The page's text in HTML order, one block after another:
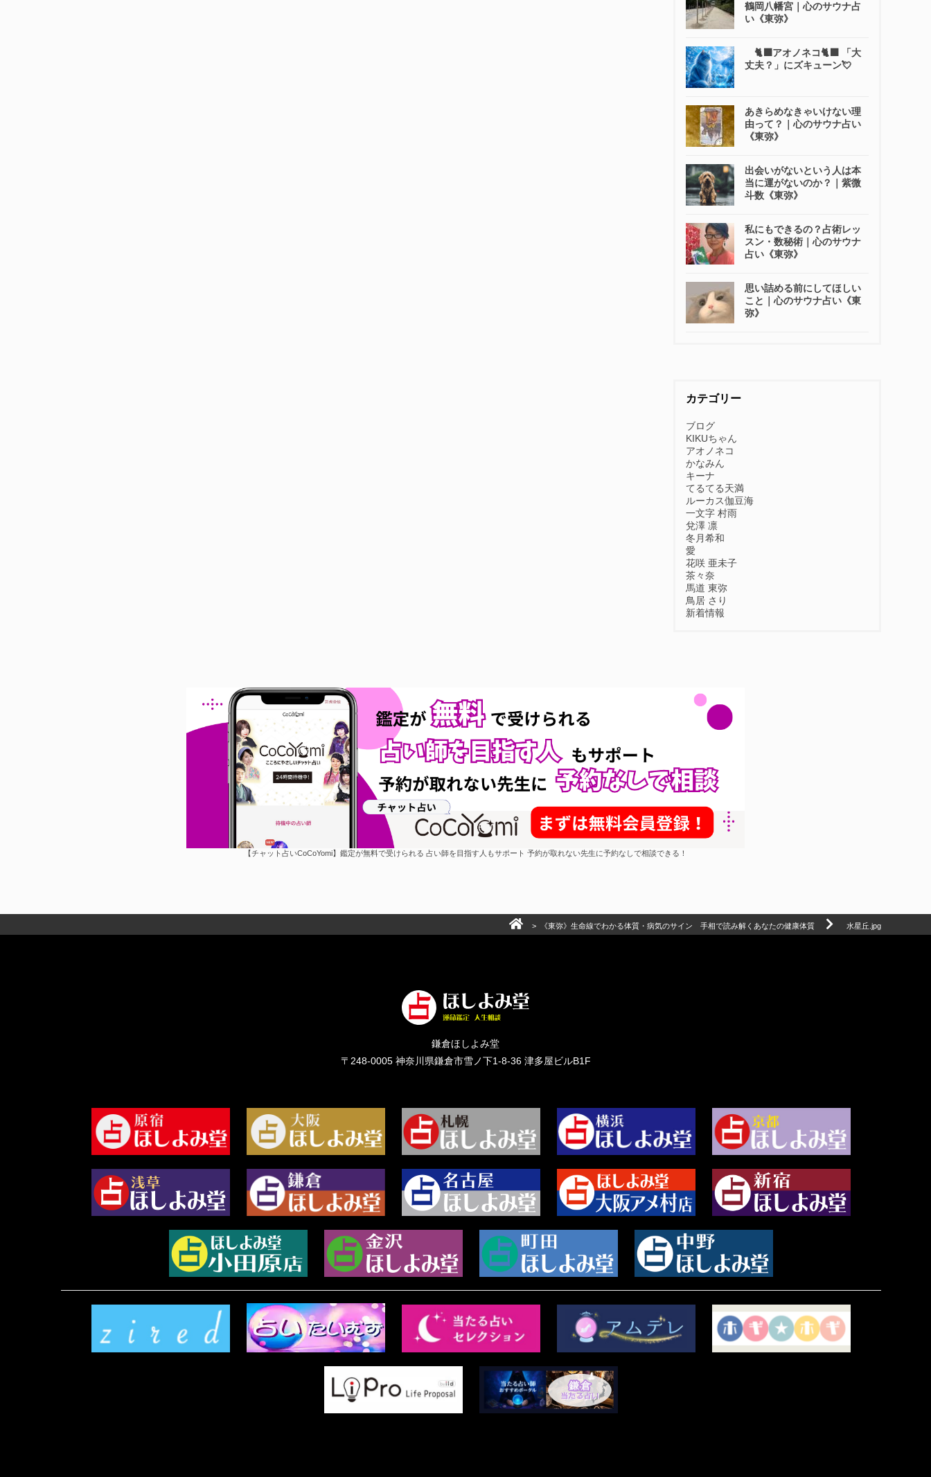
鶴岡八幡宮｜心のサウナ占
い《東弥》
🐈‍⬛アオノネコ🐈‍⬛ 「大
丈夫？」にズキューン💘
あきらめなきゃいけない理
由って？｜心のサウナ占い
《東弥》
出会いがないという人は本
当に運がないのか？｜紫微
斗数《東弥》
私にもできるの？占術レッ
スン・数秘術｜心のサウナ
占い《東弥》
思い詰める前にしてほしい
こと｜心のサウナ占い《東
弥》
カテゴリー
ブログ
KIKUちゃん
アオノネコ
かなみん
キーナ
てるてる天満
ルーカス伽豆海
一文字 村雨
兌澤 凛
冬月希和
愛
花咲 亜未子
茶々奈
馬道 東弥
鳥居 さり
新着情報
【チャット占いCoCoYomi】鑑定が無料で受けられる 占い師を目指す人もサポート 予約が取れない先生に予約なしで相談できる！
> 《東弥》生命線でわかる体質・病気のサイン 手相で読み解くあなたの健康体質 水星丘.jpg
鎌倉ほしよみ堂
〒248-0005 神奈川県鎌倉市雪ノ下1-8-36 津多屋ビルB1F